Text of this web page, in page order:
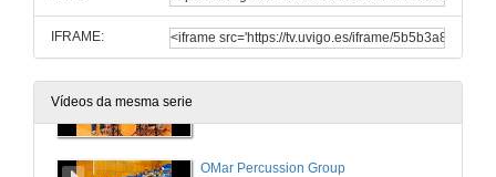
IFRAME:
Vídeos da mesma serie
27 de xuño de 2015
OMar Percussion Group